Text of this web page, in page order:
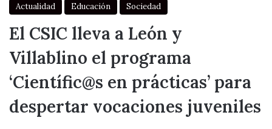
Actualidad Educación Sociedad
El CSIC lleva a León y
Villablino el programa
‘Científic@s en prácticas’ para
despertar vocaciones juveniles